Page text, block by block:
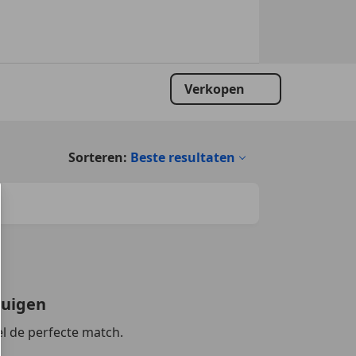
Verkopen
Sorteren: Beste resultaten
de perfecte match.